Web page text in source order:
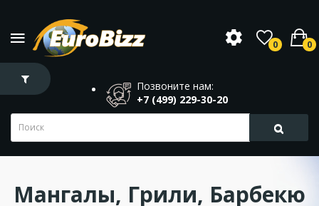
0 0
Позвоните нам:
+7 (499) 229-30-20
Мангалы, Грили, Барбекю